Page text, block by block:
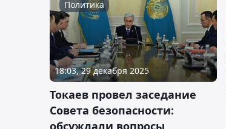
Политика
18:03, 29 декабря 2025
Токаев провел заседание
Совета безопасности:
обсуждали вопросы